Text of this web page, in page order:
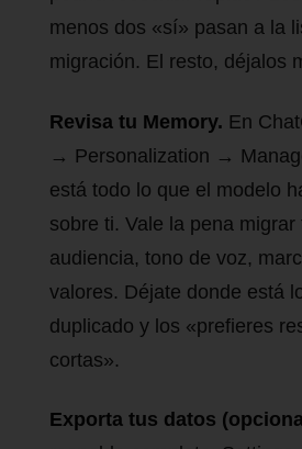
menos dos «sí» pasan a la
migración. El resto, déjalos
Revisa tu Memory. En
→ Personalization →
está todo lo que el modelo
sobre ti. Vale la pena migrar
audiencia, tono de voz,
valores. Déjate donde está
duplicado y los «prefieres
cortas».
Exporta tus datos